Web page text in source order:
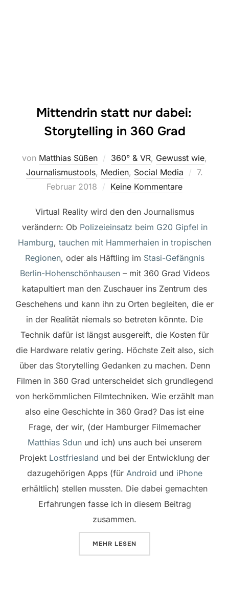
Mittendrin statt nur dabei:
Storytelling in 360 Grad
von Matthias Süßen 360° & VR, Gewusst wie,
Journalismustools, Medien, Social Media
7.
Februar 2018
Keine Kommentare
Virtual Reality wird den den Journalismus
verändern: Ob Polizeieinsatz beim G20 Gipfel in
Hamburg, tauchen mit Hammerhaien in tropischen
Regionen, oder als Häftling im Stasi-Gefängnis
Berlin-Hohenschönhausen– mit 360 Grad Videos
katapultiert man den Zuschauer ins Zentrum des
Geschehens und kann ihn zu Orten begleiten, die er
in der Realität niemals so betreten könnte. Die
Technik dafür ist längst ausgereift, die Kosten für
die Hardware relativ gering. Höchste Zeit also, sich
über das Storytelling Gedanken zu machen. Denn
Filmen in 360 Grad unterscheidet sich grundlegend
von herkömmlichen Filmtechniken. Wie erzählt man
also eine Geschichte in 360 Grad? Das ist eine
Frage, der wir, (der Hamburger Filmemacher
Matthias Sdunund ich) uns auch bei unserem
Projekt Lostfriesland und bei der Entwicklung der
dazugehörigen Apps (für Android und iPhone
erhältlich) stellen mussten. Die dabei gemachten
Erfahrungen fasse ich in diesem Beitrag
zusammen.
MEHR ÜBER „MITTENDRIN STATT NUR
LESEN